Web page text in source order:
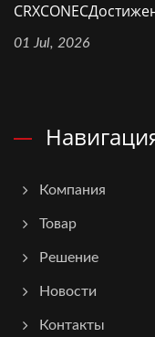
01 Jul, 2026
Компания
Товар
Решение
Новости
Контакты